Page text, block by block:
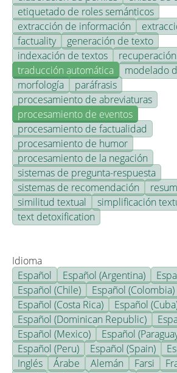
etiquetado de roles semánticos
extracción de información
factuality
generación de texto
indexación de textos
traducción automática
modelado
morfología
paráfrasis
procesamiento de abreviaturas
procesamiento de eventos
procesamiento de factualidad
procesamiento de humor
procesamiento de la negación
sistemas de pregunta-respuesta
sistemas de recomendación
similitud textual
simplificación
text detoxification
Idioma
Español
Español (Argentina)
Español (Chile)
Español (Colombia)
Español (Costa Rica)
Español
Español (Dominican Republic)
Español (Mexico)
Español
Español (Peru)
Español (Spain)
Inglés
Árabe Alemán Farsi